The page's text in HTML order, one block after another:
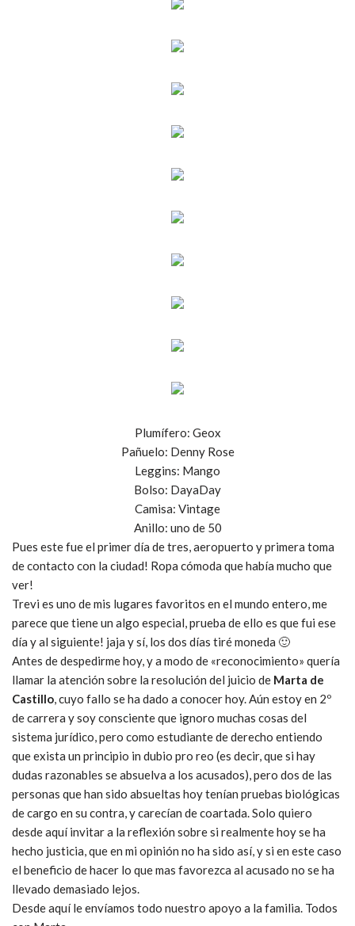
Plumífero: Geox
Pañuelo: Denny Rose
Leggins: Mango
Bolso: DayaDay
Camisa: Vintage
Anillo: uno de 50
Pues este fue el primer día de tres, aeropuerto y primera toma
de contacto con la ciudad! Ropa cómoda que había mucho que
ver!
Trevi es uno de mis lugares favoritos en e l mundo entero, me
parece que tiene un algo especial, prueba de ello es que fui ese
día y al siguiente! jaja y sí, los dos días tiré moneda 🙂
Antes de despedirme hoy, y a modo de «reconocimiento» quería
llamar la atención sobre la resolución del juicio de Marta de
Castillo, cuyo fallo se ha dado a conocer hoy. Aún estoy en 2º
de carrera y soy consciente que ignoro muchas cosas del
sistema jurídico, pero como estudiante de derecho entiendo
que exista un principio in dubio pro reo (es decir, que si hay
dudas razonables se absuelva a los acusados), pero dos de las
personas que han sido absueltas hoy tenían pruebas biológicas
de cargo en su contra, y carecían de coartada. Solo quiero
desde aquí invitar a la reflexión sobre si realmente hoy se ha
hecho justicia, que en mi opinión no ha sido así, y si en este caso
el beneficio de hacer lo que mas favorezca al acusado no se ha
llevado demasiado lejos.
Desde aquí le envíamos todo nuestro apoyo a la familia. Todos